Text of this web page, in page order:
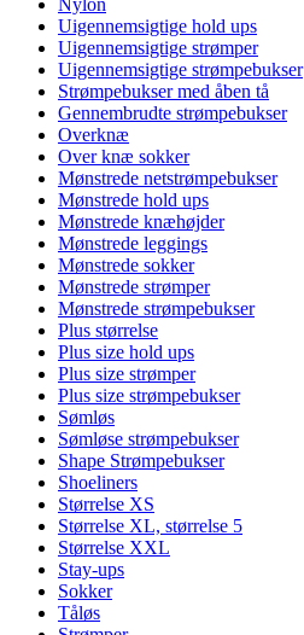
Nylon
Uigennemsigtige hold ups
Uigennemsigtige strømper
Uigennemsigtige strømpebukser
Strømpebukser med åben tå
Gennembrudte strømpebukser
Overknæ
Over knæ sokker
Mønstrede netstrømpebukser
Mønstrede hold ups
Mønstrede knæhøjder
Mønstrede leggings
Mønstrede sokker
Mønstrede strømper
Mønstrede strømpebukser
Plus størrelse
Plus size hold ups
Plus size strømper
Plus size strømpebukser
Sømløs
Sømløse strømpebukser
Shape Strømpebukser
Shoeliners
Størrelse XS
Størrelse XL, størrelse 5
Størrelse XXL
Stay-ups
Sokker
Tåløs